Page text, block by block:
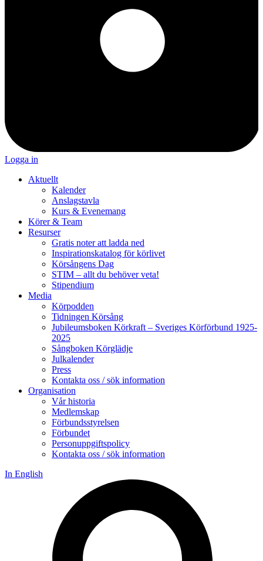
Logga in
Aktuellt
Kalender
Anslagstavla
Kurs & Evenemang
Körer & Team
Resurser
Gratis noter att ladda ned
Inspirationskatalog för körlivet
Körsångens Dag
STIM – allt du behöver veta!
Stipendium
Media
Körpodden
Tidningen Körsång
Jubileumsboken Körkraft – Sveriges Körförbund 1925-
2025
Sångboken Körglädje
Julkalender
Press
Kontakta oss / sök information
Organisation
Vår historia
Medlemskap
Förbundsstyrelsen
Förbundet
Personuppgiftspolicy
Kontakta oss / sök information
In English